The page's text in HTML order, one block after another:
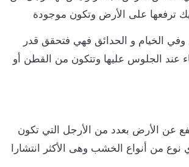
ترفعها على الأرض وتكون موجودة
الخيام و الحدائق فهي فتحقق قدر
الجلوس عليها وتتكون من القطن أو
عن الأرض بعدد من الأرجل التي تكون
من أنواع الخشب وهى الأكثر انتشارا